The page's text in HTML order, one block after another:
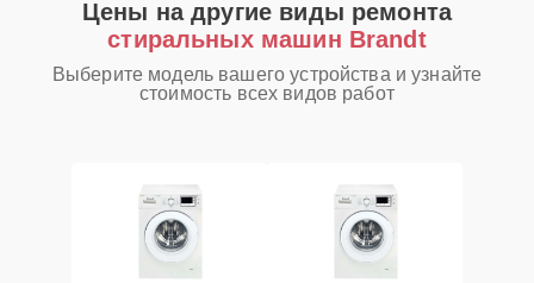
Цены на другие виды ремонта
стиральных машин Brandt
Выберите модель вашего устройства и узнайте
стоимость всех видов работ